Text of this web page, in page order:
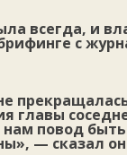
всегда, и
с
главы
нам повод
— сказал